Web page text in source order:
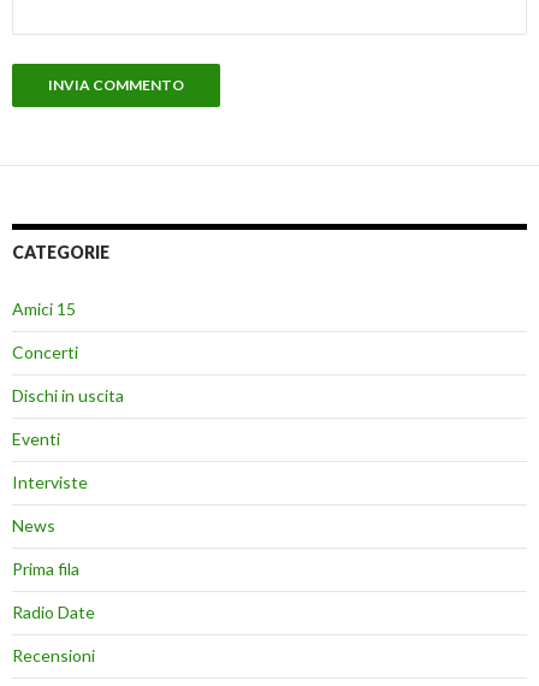
CATEGORIE
Amici 15
Concerti
Dischi in uscita
Eventi
Interviste
News
Prima fila
Radio Date
Recensioni